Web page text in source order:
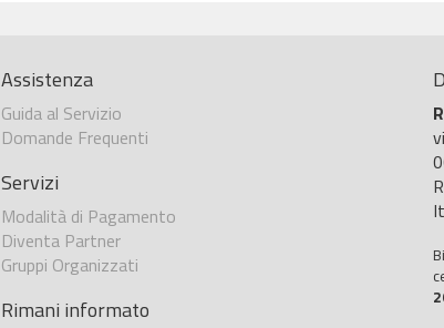
Assistenza
Guida al Servizio
Domande Frequenti
Servizi
Modalità di Pagamento
Diventa Partner
Gruppi Organizzati
Rimani informato